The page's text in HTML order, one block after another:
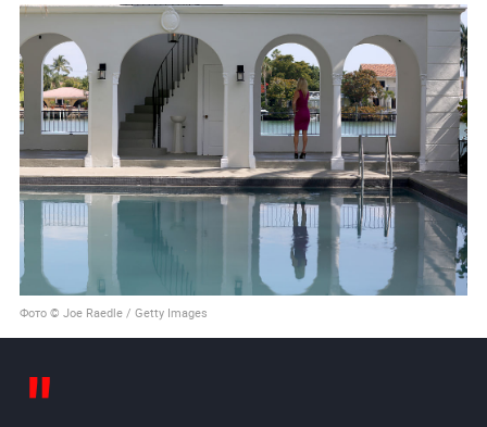
Фото © Joe Raedle / Getty Images